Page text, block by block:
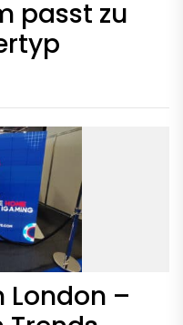
passt zu
London –